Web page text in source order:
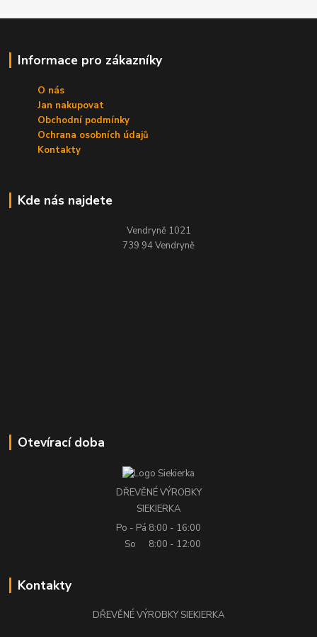
Informace pro zákazníky
O nás
Jan nakupovat
Obchodní podmínky
Ochrana osobních údajů
Kontakty
Kde nás najdete
Vendryně 1021
739 94 Vendryně
Otevírací doba
DŘEVĚNÉ VÝROBKY
SIEKIERKA
Po - Pá 8:00 - 16:00
So
8:00 - 12:00
Kontakty
DŘEVĚNÉ VÝROBKY SIEKIERKA